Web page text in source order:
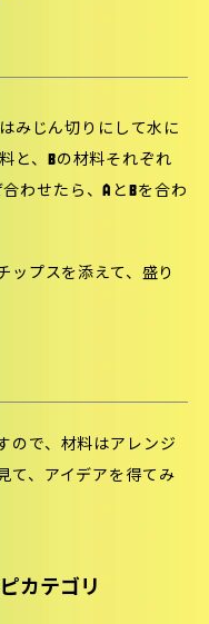
みじん切りにして水に
と、Bの材料それぞれ
わせたら、AとBを合わ
ップスを添えて、盛り
ので、材料はアレンジ
て、アイデアを得てみ
カテゴリ